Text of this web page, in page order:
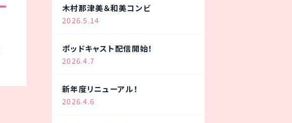
木村那津美＆和美コンビ
2026.5.14
ポッドキャスト配信開始！
2026.4.7
新年度リニューアル！
2026.4.6